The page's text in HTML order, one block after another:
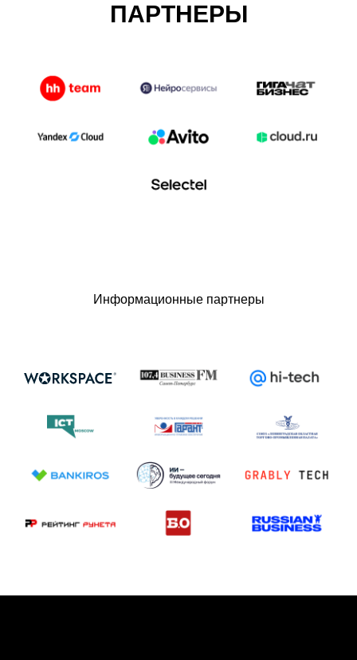
ПАРТНЕРЫ
Информационные партнеры